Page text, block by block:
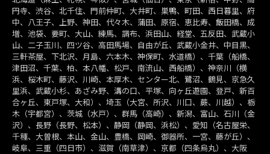
円寺、渋谷、北千住、門前仲町、大井町、巣鴨、町田、西日暮里、府
中、八王子、上野、神田、代々木、蒲田、原宿、恵比寿、飯田橋、成
増、池袋、要町、大山、練馬、調布、浜田山、経堂、五反田、武蔵小
山、二子玉川、四ツ谷、高田馬場、自由が丘、武蔵小金井、中目黒、
三軒茶屋、下北沢、月島、六本木、神保町、水道橋）、千葉（船橋、
津田沼、千葉、柏、本八幡、松戸、南流山、西船橋）、神奈川（横
浜、桜木町、藤沢、川崎、本厚木、センター北、鷺沼、鶴見、京急久
里浜、武蔵小杉、あざみ野、溝の口、平塚、向ヶ丘遊園、登戸、新百
合ヶ丘、東戸塚、大和）、埼玉（大宮、所沢、川口、蕨、川越）、栃
木（宇都宮）、茨城（水戸）、群馬（高崎）、新潟、富山、石川（金
沢）、長野（長野、松本）、静岡（静岡、浜松）、愛知（名古屋栄、
千種、大曽根、本山、金山、豊橋、岡崎、御器所、一宮、藤が丘）、
岐阜、三重（四日市）、滋賀（南草津）、京都（四条烏丸）、大阪